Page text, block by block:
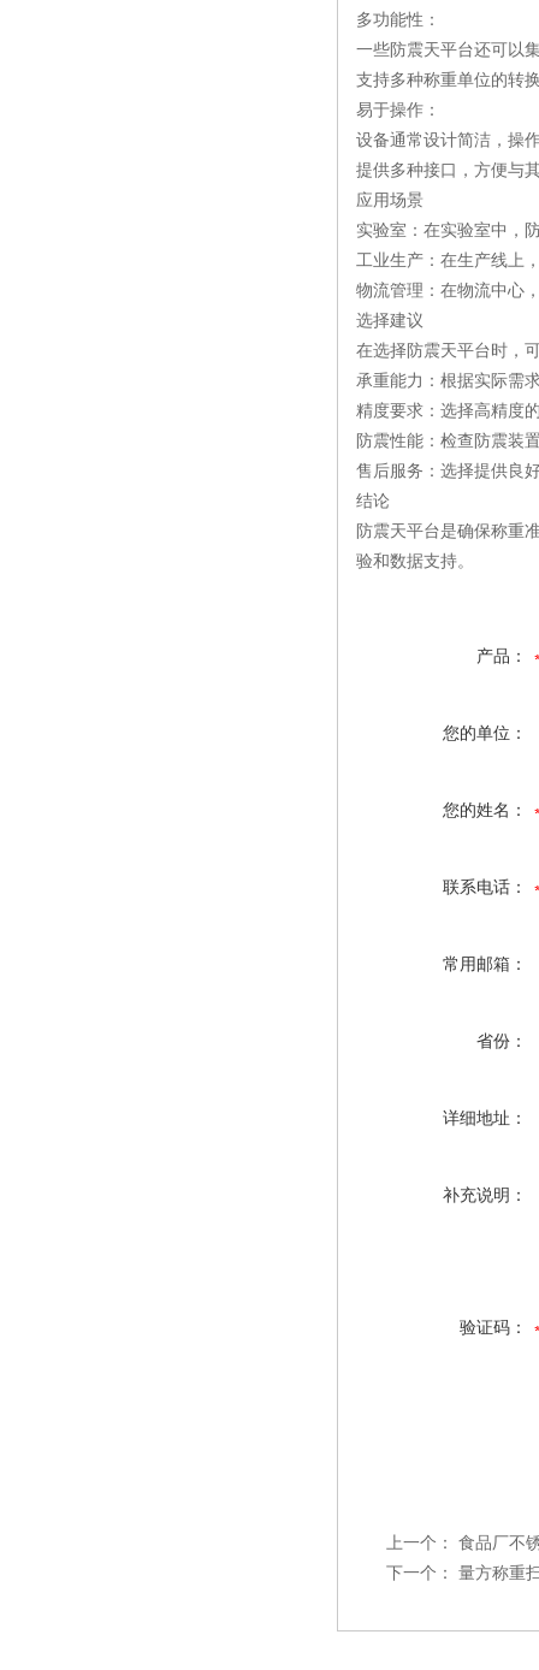
多功能性：
一些防震天平台还可以
支持多种称重单位的转
易于操作：
设备通常设计简洁，操
提供多种接口，方便与
应用场景
实验室：在实验室中，
工业生产：在生产线上
物流管理：在物流中心
选择建议
在选择防震天平台时，
承重能力：根据实际需
精度要求：选择高精度
防震性能：检查防震装
售后服务：选择提供良
结论
防震天平台是确保称重
验和数据支持。
产品：
您的单位：
您的姓名：
联系电话：
常用邮箱：
省份：
详细地址：
补充说明：
验证码：
上一个：
食品厂不
下一个：
量方称重